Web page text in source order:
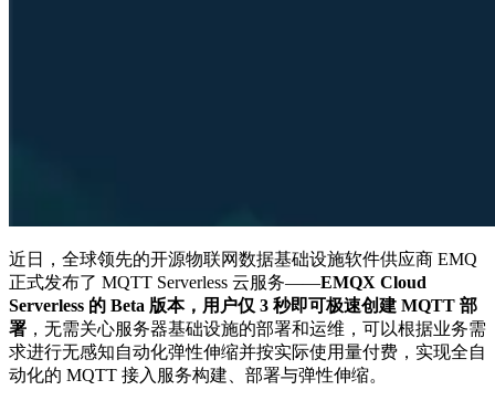
近日，全球领先的开源物联网数据基础设施软件供应商 EMQ
正式发布了 MQTT Serverless 云服务——EMQX Cloud
Serverless 的 Beta 版本，用户仅 3 秒即可极速创建 MQTT 部
署 ，无需关心服务器基础设施的部署和运维，可以根据业务需
求进行无感知自动化弹性伸缩并按实际使用量付费，实现全自
动化的 MQTT 接入服务构建、部署与弹性伸缩。